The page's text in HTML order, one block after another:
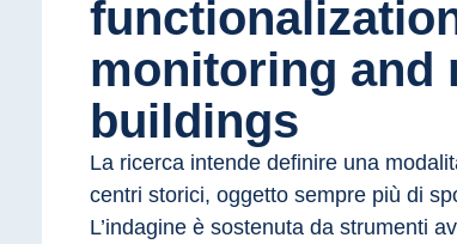
monitoring and
buildings
La ricerca intende definire una
centri storici, oggetto sempre più di
L’indagine è sostenuta da strumenti